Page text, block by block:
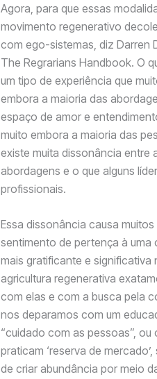
Agora, para que essas
movimento regenerativo
com ego-sistemas, diz Darren
The Regrarians Handbook. O
um tipo de experiência que
embora a maioria das
espaço de amor e
muito embora a maioria das
existe muita dissonância entre
abordagens e o que alguns
profissionais.
Essa dissonância causa
sentimento de pertença à uma
mais gratificante e significativa
agricultura regenerativa
com elas e com a busca pela
nos deparamos com um
“cuidado com as pessoas”,
praticam ‘reserva de
de criar abundância por meio